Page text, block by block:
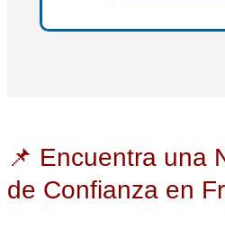
📌 Encuentra una
de Confianza en